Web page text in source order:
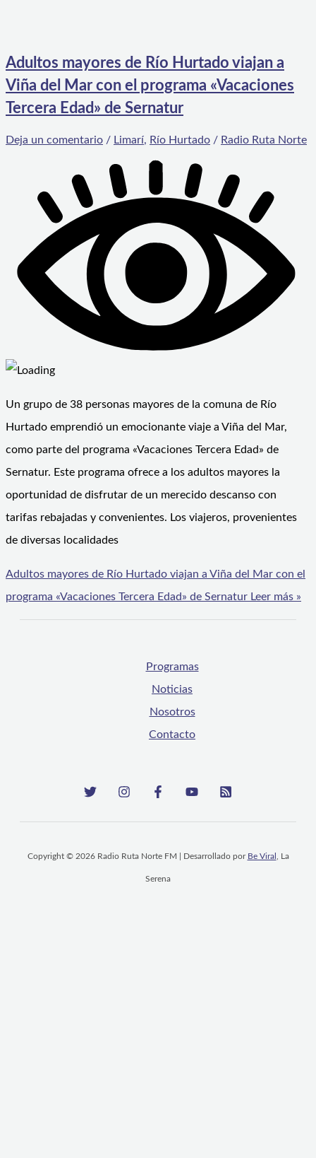
Adultos mayores de Río Hurtado viajan a
Viña del Mar con el programa «Vacaciones
Tercera Edad» de Sernatur
Deja un comentario / Limarí, Río Hurtado / Radio Ruta Norte
Un grupo de 38 personas mayores de la comuna de Río
Hurtado emprendió un emocionante viaje a Viña del Mar,
como parte del programa «Vacaciones Tercera Edad» de
Sernatur. Este programa ofrece a los adultos mayores la
oportunidad de disfrutar de un merecido descanso con
tarifas rebajadas y convenientes. Los viajeros, provenientes
de diversas localidades
Adultos mayores de Río Hurtado viajan a Viña del Mar con el
programa «Vacaciones Tercera Edad» de Sernatur Leer más »
Programas
Noticias
Nosotros
Contacto
Copyright © 2026 Radio Ruta Norte FM | Desarrollado por Be Viral , La
Serena